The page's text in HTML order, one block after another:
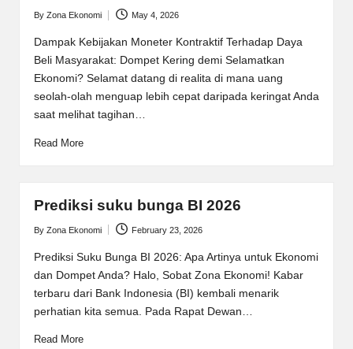
Posted
by
By Zona Ekonomi May 4, 2026
Dampak Kebijakan Moneter Kontraktif Terhadap Daya
Beli Masyarakat: Dompet Kering demi Selamatkan
Ekonomi? Selamat datang di realita di mana uang
seolah-olah menguap lebih cepat daripada keringat Anda
saat melihat tagihan…
Read More
Prediksi suku bunga BI 2026
Posted
by
By Zona Ekonomi February 23, 2026
Prediksi Suku Bunga BI 2026: Apa Artinya untuk Ekonomi
dan Dompet Anda? Halo, Sobat Zona Ekonomi! Kabar
terbaru dari Bank Indonesia (BI) kembali menarik
perhatian kita semua. Pada Rapat Dewan…
Read More